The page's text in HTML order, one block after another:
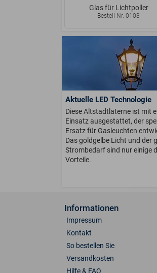
Glas für Lichtpoller
Bestell-Nr. 0103
Aktuelle LED Technologie
Diese Altstadtlaterne ist mit
Einsatz ausgestattet, der
Ersatz für Gasleuchten
Das goldgelbe Licht und der
Strombedarf sind nur einige
Vorteile.
Informationen
Impressum
Kontakt
So bestellen Sie
Versandkosten
Hilfe & FAQ